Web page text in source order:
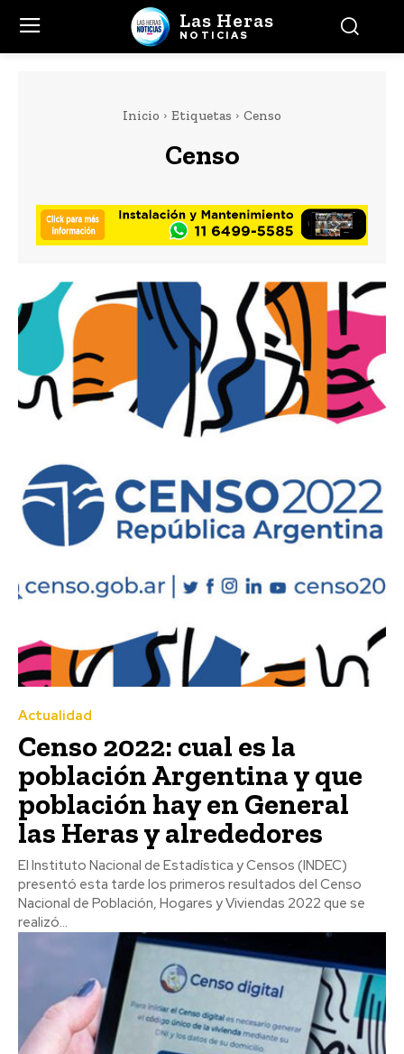
Las Heras
NOTICIAS
Inicio Etiquetas Censo
Censo
Actualidad
Censo 2022: cual es la
población Argentina y que
población hay en General
las Heras y alrededores
El Instituto Nacional de Estadística y Censos (INDEC)
presentó esta tarde los primeros resultados del Censo
Nacional de Población, Hogares y Viviendas 2022 que se
realizó...